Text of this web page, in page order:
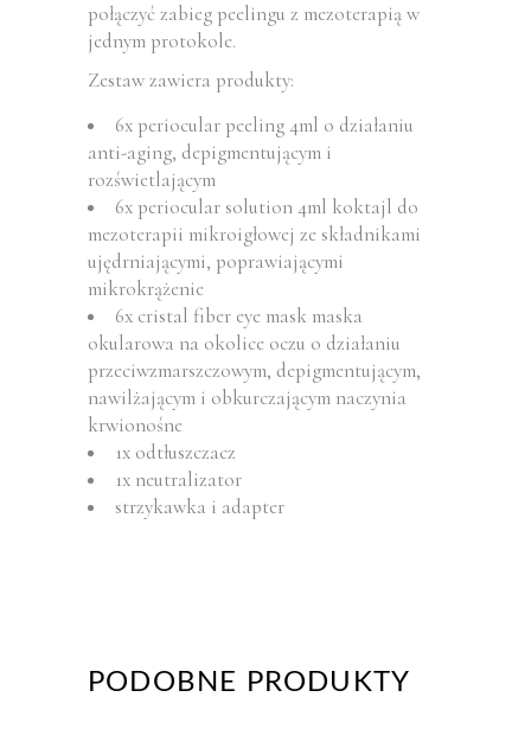
połączyć zabieg peelingu z mezoterapią w
jednym protokole.
Zestaw zawiera produkty:
6x periocular peeling 4ml o działaniu
anti-aging, depigmentującym i
rozświetlającym
6x periocular solution 4ml koktajl do
mezoterapii mikroigłowej ze składnikami
ujędrniającymi, poprawiającymi
mikrokrążenie
6x cristal fiber eye mask maska
okularowa na okolice oczu o działaniu
przeciwzmarszczowym, depigmentującym,
nawilżającym i obkurczającym naczynia
krwionośne
1x odtłuszczacz
1x neutralizator
strzykawka i adapter
PODOBNE PRODUKTY